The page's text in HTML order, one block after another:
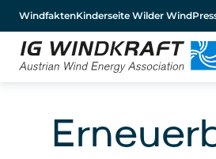
WindfaktenKinderseite Wilder Wind